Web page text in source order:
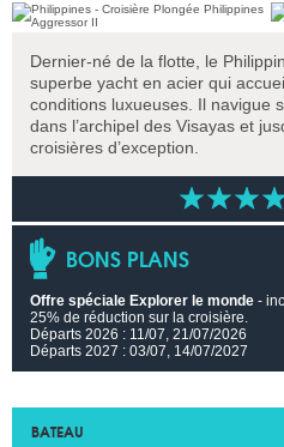
Dernier-né de la flotte, le
superbe yacht en acier qui
conditions luxueuses. Il navigue
dans l’archipel des Visayas et
croisières d’exception.
BONS PLANS
Offre spéciale Explorer le monde -
25% de réduction sur la croisière.
Départs 2026 : 11/07, 21/07/2026
Départs 2027 : 03/07, 14/07/2027
BATEAU